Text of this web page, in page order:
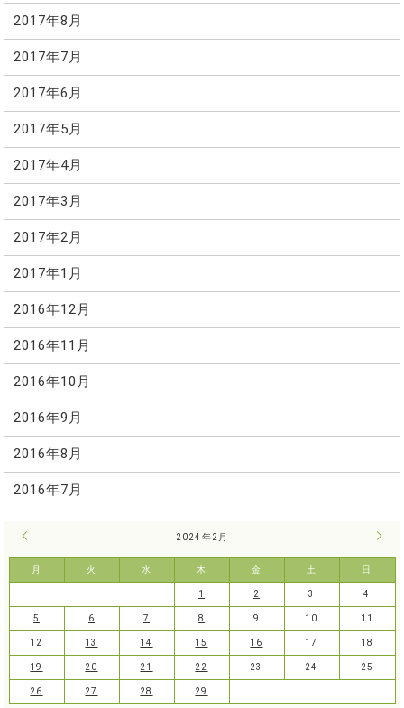
2017年8月
2017年7月
2017年6月
2017年5月
2017年4月
2017年3月
2017年2月
2017年1月
2016年12月
2016年11月
2016年10月
2016年9月
2016年8月
2016年7月
2024年2月
月 火 水 木 金 土 日
3月
1 2 3 4
5 6 7 8 9 10 11
12 13 14 15 16 17 18
19 20 21 22 23 24 25
26 27 28 29